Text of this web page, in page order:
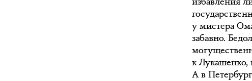
у мистера
забавно.
к Лукашенко,
А в